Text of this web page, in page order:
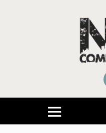
COMPAGNIE
UNE COMPAGNIE THÉÂTRE DE
RECHERCHE